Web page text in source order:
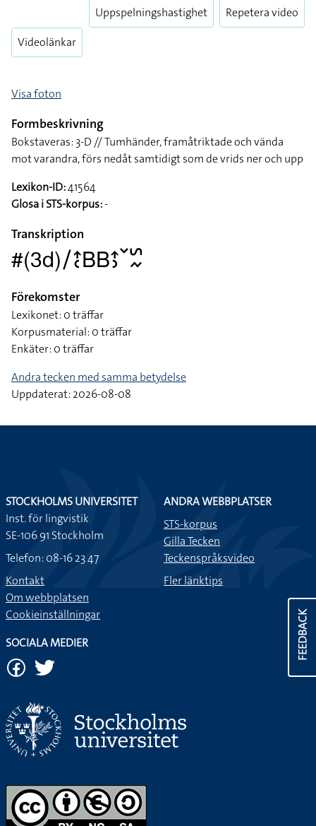
Videolänkar
Uppspelningshastighet Repetera video
Visa foton
Formbeskrivning
Bokstaveras: 3-D // Tumhänder, framåtriktade och vända
mot varandra, förs nedåt samtidigt som de vrids ner och upp
Lexikon-ID:41564
Glosa i STS-korpus:-
Transkription
#(3d)􌥠􌤴􌥗􌤧􌤧􌤴􌤶􌥧􌥲􌦌
Förekomster
Lexikonet: 0 träffar
Korpusmaterial: 0 träffar
Enkäter: 0 träffar
Andra tecken med samma betydelse
Uppdaterat: 2026-08-08
FEEDBACK
STOCKHOLMS UNIVERSITET
Inst. för lingvistik
SE-106 91 Stockholm
Telefon: 08-16 23 47
Kontakt
Om webbplatsen
Cookieinställningar
ANDRA WEBBPLATSER
STS-korpus
Gilla Tecken
Teckenspråksvideo
Fler länktips
SOCIALA MEDIER